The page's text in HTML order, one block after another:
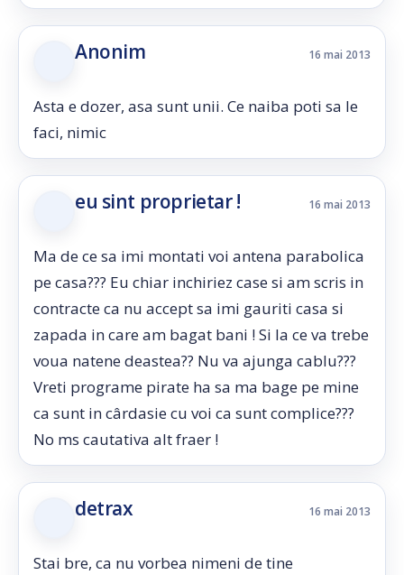
Anonim 16 mai 2013
Asta e dozer, asa sunt unii. Ce naiba poti sa le
faci, nimic
eu sint proprietar ! 16 mai 2013
Ma de ce sa imi montati voi antena parabolica
pe casa??? Eu chiar inchiriez case si am scris in
contracte ca nu accept sa imi gauriti casa si
zapada in care am bagat bani ! Si la ce va trebe
voua natene deastea?? Nu va ajunga cablu???
Vreti programe pirate ha sa ma bage pe mine
ca sunt in cârdasie cu voi ca sunt complice???
No ms cautativa alt fraer !
detrax 16 mai 2013
Stai bre, ca nu vorbea nimeni de tine